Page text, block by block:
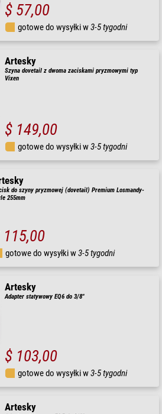
$ 57,00
gotowe do wysyłki w3-5 tygodni
Artesky
Szyna dovetail z dwoma zaciskami pryzmowymi typ
Vixen
$ 149,00
gotowe do wysyłki w3-5 tygodni
do szyny pryzmowej (dovetail) Premium Losmandy-
255mm
115,00
gotowe do wysyłki w3-5 tygodni
Artesky
Adapter statywowy EQ6 do 3/8"
$ 103,00
gotowe do wysyłki w3-5 tygodni
Artesky